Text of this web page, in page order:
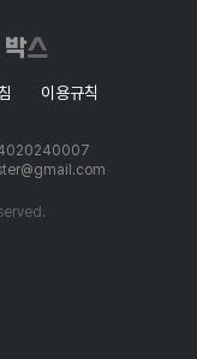
이용규칙